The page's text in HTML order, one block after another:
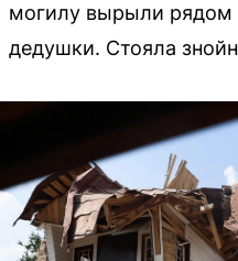
могилу вырыли рядом
дедушки. Стояла